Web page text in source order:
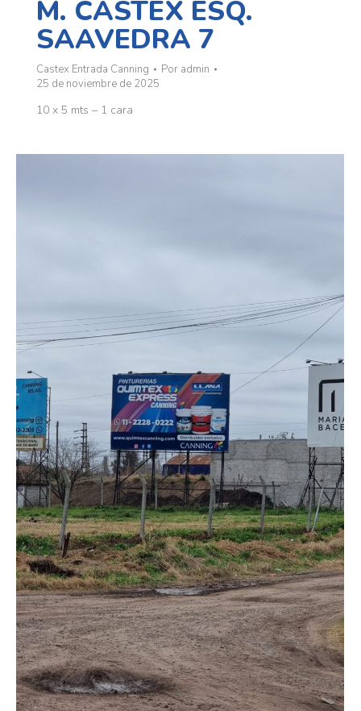
M. CASTEX ESQ.
SAAVEDRA 7
Castex Entrada Canning Por admin
25 de noviembre de 2025
10 x 5 mts – 1 cara